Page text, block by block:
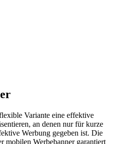
Variante eine effektive
an denen nur für kurze
Werbung gegeben ist. Die
mobilen Werbebanner garantiert